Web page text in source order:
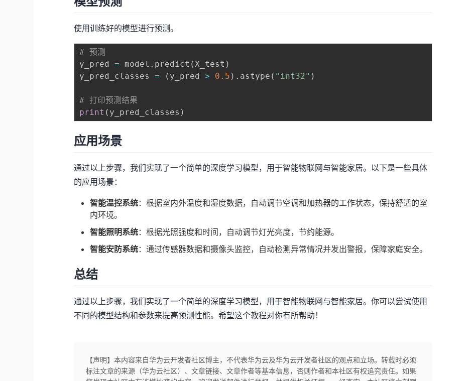
使用训练好的模型进行预测。
# 预测
y_pred = model . predict ( X_test )
y_pred_classes = ( y_pred > 0.5 ) . astype ( "int32" )
# 打印预测结果
print ( y_pred_classes )
应用场景
通过以上步骤，我们实现了一个简单的深度学习模型，用于智能物联网与智能家居。以下是一些具体
的应用场景：
智能温控系统：根据室内外温度和湿度数据，自动调节空调和加热器的工作状态，保持舒适的室
内环境。
智能照明系统：根据光照强度和时间，自动调节灯光亮度，节约能源。
智能安防系统：通过传感器数据和摄像头监控，自动检测异常情况并发出警报，保障家庭安全。
总结
通过以上步骤，我们实现了一个简单的深度学习模型，用于智能物联网与智能家居。你可以尝试使用
不同的模型结构和参数来提高预测性能。希望这个教程对你有所帮助！
【声明】本内容来自华为云开发者社区博主，不代表华为云及华为云开发者社区的观点和立场。转载时必须
标注文章的来源（华为云社区）、文章链接、文章作者等基本信息，否则作者和本社区有权追究责任。如果